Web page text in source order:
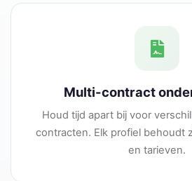
Multi-contract
Houd tijd apart bij voor
contracten. Elk profiel behoudt
en tarieven.